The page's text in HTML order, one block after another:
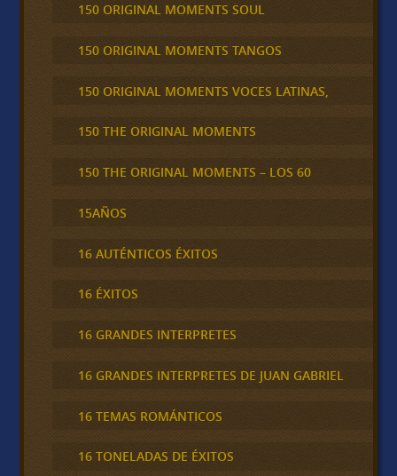
150 ORIGINAL MOMENTS SOUL
150 ORIGINAL MOMENTS TANGOS
150 ORIGINAL MOMENTS VOCES LATINAS,
150 THE ORIGINAL MOMENTS
150 THE ORIGINAL MOMENTS – LOS 60
15AÑOS
16 AUTÉNTICOS ÉXITOS
16 ÉXITOS
16 GRANDES INTERPRETES
16 GRANDES INTERPRETES DE JUAN GABRIEL
16 TEMAS ROMÁNTICOS
16 TONELADAS DE ÉXITOS